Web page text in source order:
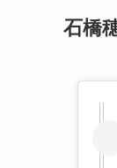
石橋